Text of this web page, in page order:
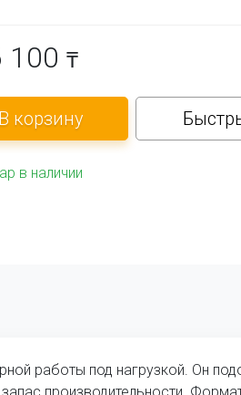
100 ₸
в наличии
работы под нагрузкой. Он